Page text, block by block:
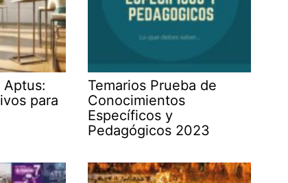
Aptus:
para
Temarios Prueba de
Conocimientos
Específicos y
Pedagógicos 2023